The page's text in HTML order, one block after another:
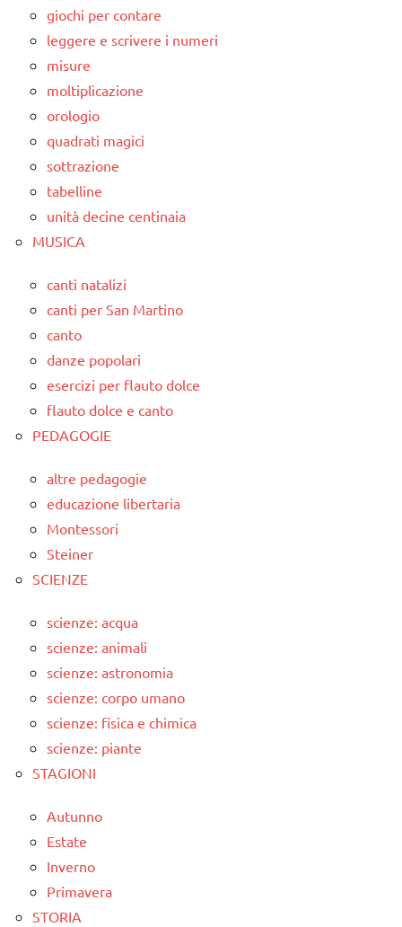
giochi per contare
leggere e scrivere i numeri
misure
moltiplicazione
orologio
quadrati magici
sottrazione
tabelline
unità decine centinaia
MUSICA
canti natalizi
canti per San Martino
canto
danze popolari
esercizi per flauto dolce
flauto dolce e canto
PEDAGOGIE
altre pedagogie
educazione libertaria
Montessori
Steiner
SCIENZE
scienze: acqua
scienze: animali
scienze: astronomia
scienze: corpo umano
scienze: fisica e chimica
scienze: piante
STAGIONI
Autunno
Estate
Inverno
Primavera
STORIA